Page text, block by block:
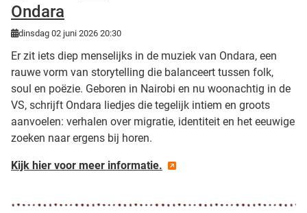
Ondara
dinsdag 02 juni 2026 20:30
Er zit iets diep menselijks in de muziek van Ondara, een
rauwe vorm van storytelling die balanceert tussen folk,
soul en poëzie. Geboren in Nairobi en nu woonachtig in de
VS, schrijft Ondara liedjes die tegelijk intiem en groots
aanvoelen: verhalen over migratie, identiteit en het eeuwige
zoeken naar ergens bij horen.
Kijk hier voor meer informatie.